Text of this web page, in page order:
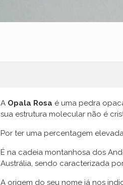
A Opala Rosa é uma pedra
sua estrutura molecular não é
Por ter uma percentagem
É na cadeia montanhosa dos
Austrália, sendo caracterizada
A origem do seu nome já nos